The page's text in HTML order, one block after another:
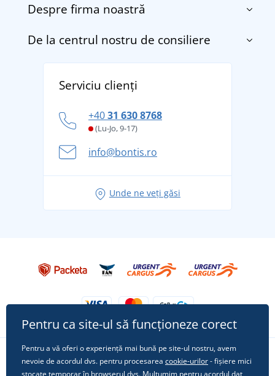
Contact
Transport și plată
Returnarea bunurilor și reclamații
Politica de confidențialitate a datelor cu caracter
Despre firma noastră
Despre noi
De la centrul nostru de consiliere
tradiție din 1976
și în siguranță
Aventura de vară începe cu bagajul - pregătiți-vă
pentru vacanță fără griji
Tricoul preferat City în rol principal: ținute pentru
Serviciu clienți
+4031 630 8768
(Lu-Jo, 9-17)
info@bontis.ro
Unde ne veți găsi
Urmărește-ne pe rețelele sociale
Pentru ca site-ul să funcționeze corect
Pentru a vă oferi o experiență mai bună pe site-ul nostru, avem
nevoie de acordul dvs. pentru procesarea cookie-urilor- fișiere mici
stocate temporar în browserul dvs. Mulțumim pentru acordul dat